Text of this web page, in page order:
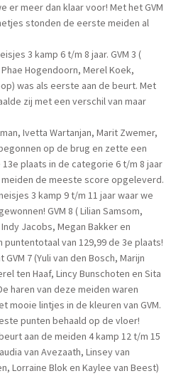
er meer dan klaar voor! Met het GVM
stonden de eerste meiden al
3 kamp 6 t/m 8 jaar. GVM 3 (
Hogendoorn, Merel Koek,
was als eerste aan de beurt. Met
zij met een verschil van maar
Ivetta Wartanjan, Marit Zwemer,
op de brug en zette een
plaats in de categorie 6 t/m 8 jaar
de meeste score opgeleverd.
3 kamp 9 t/m 11 jaar waar we
GVM 8 ( Lilian Samsom,
Jacobs, Megan Bakker en
van 129,99 de 3e plaats!
7 (Yuli van den Bosch, Marijn
ten Haaf, Lincy Bunschoten en Sita
haren van deze meiden waren
mooie lintjes in de kleuren van GVM.
punten behaald op de vloer!
aan de meiden 4 kamp 12 t/m 15
van Avezaath, Linsey van
Lorraine Blok en Kaylee van Beest)